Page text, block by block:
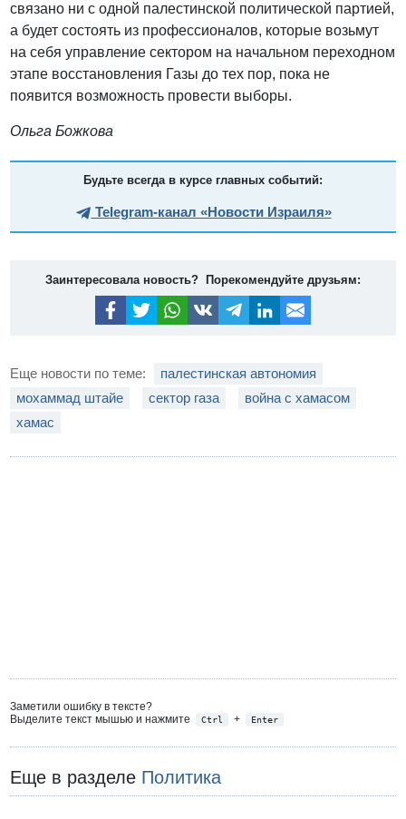
связано ни с одной палестинской политической партией,
а будет состоять из профессионалов, которые возьмут
на себя управление сектором на начальном переходном
этапе восстановления Газы до тех пор, пока не
появится возможность провести выборы.
Ольга Божкова
Будьте всегда в курсе главных событий:
Telegram-канал «Новости Израиля»
Заинтересовала новость? Порекомендуйте друзьям:
Еще новости по теме:
палестинская автономия
мохаммад штайе
сектор газа
война с хамасом
хамас
Заметили ошибку в тексте?
Выделите текст мышью и нажмите
Ctrl + Enter
Еще в разделе Политика